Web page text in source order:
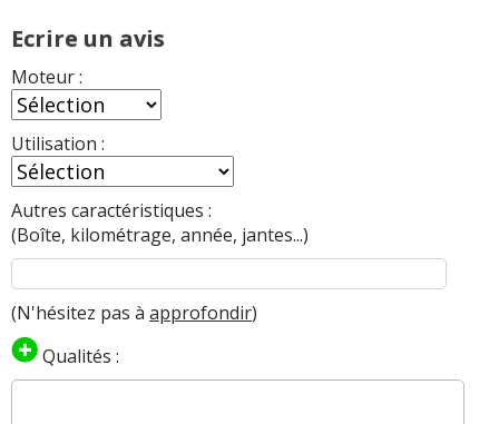
Ecrire un avis
Moteur :
Utilisation :
Autres caractéristiques :
(Boîte, kilométrage, année, jantes...)
(N'hésitez pas à approfondir)
Qualités :